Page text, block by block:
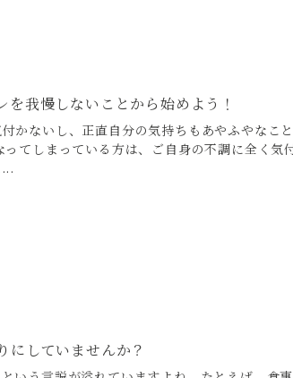
我慢しないことから始めよう！
かないし、正直自分の気持ちもあやふやなこ
てしまっている方は、ご自身の不調に全く気
にしていませんか？